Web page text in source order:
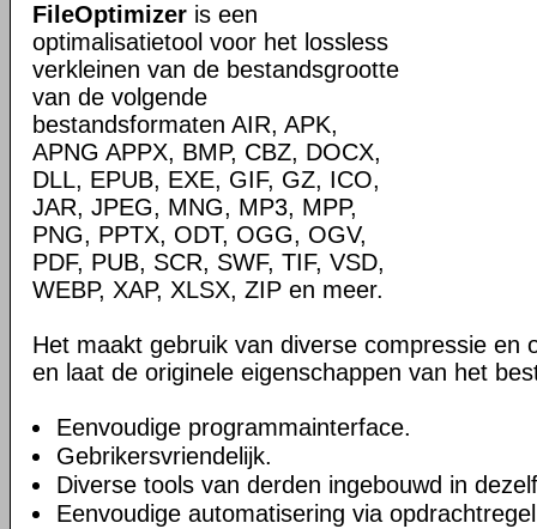
FileOptimizer is een
optimalisatietool voor het lossless
verkleinen van de bestandsgrootte
van de volgende
bestandsformaten AIR, APK,
APNG APPX, BMP, CBZ, DOCX,
DLL, EPUB, EXE, GIF, GZ, ICO,
JAR, JPEG, MNG, MP3, MPP,
PNG, PPTX, ODT, OGG, OGV,
PDF, PUB, SCR, SWF, TIF, VSD,
WEBP, XAP, XLSX, ZIP en meer.
Het maakt gebruik van diverse compressie en
en laat de originele eigenschappen van het
Eenvoudige programmainterface.
Gebrikersvriendelijk.
Diverse tools van derden ingebouwd in
Eenvoudige automatisering via